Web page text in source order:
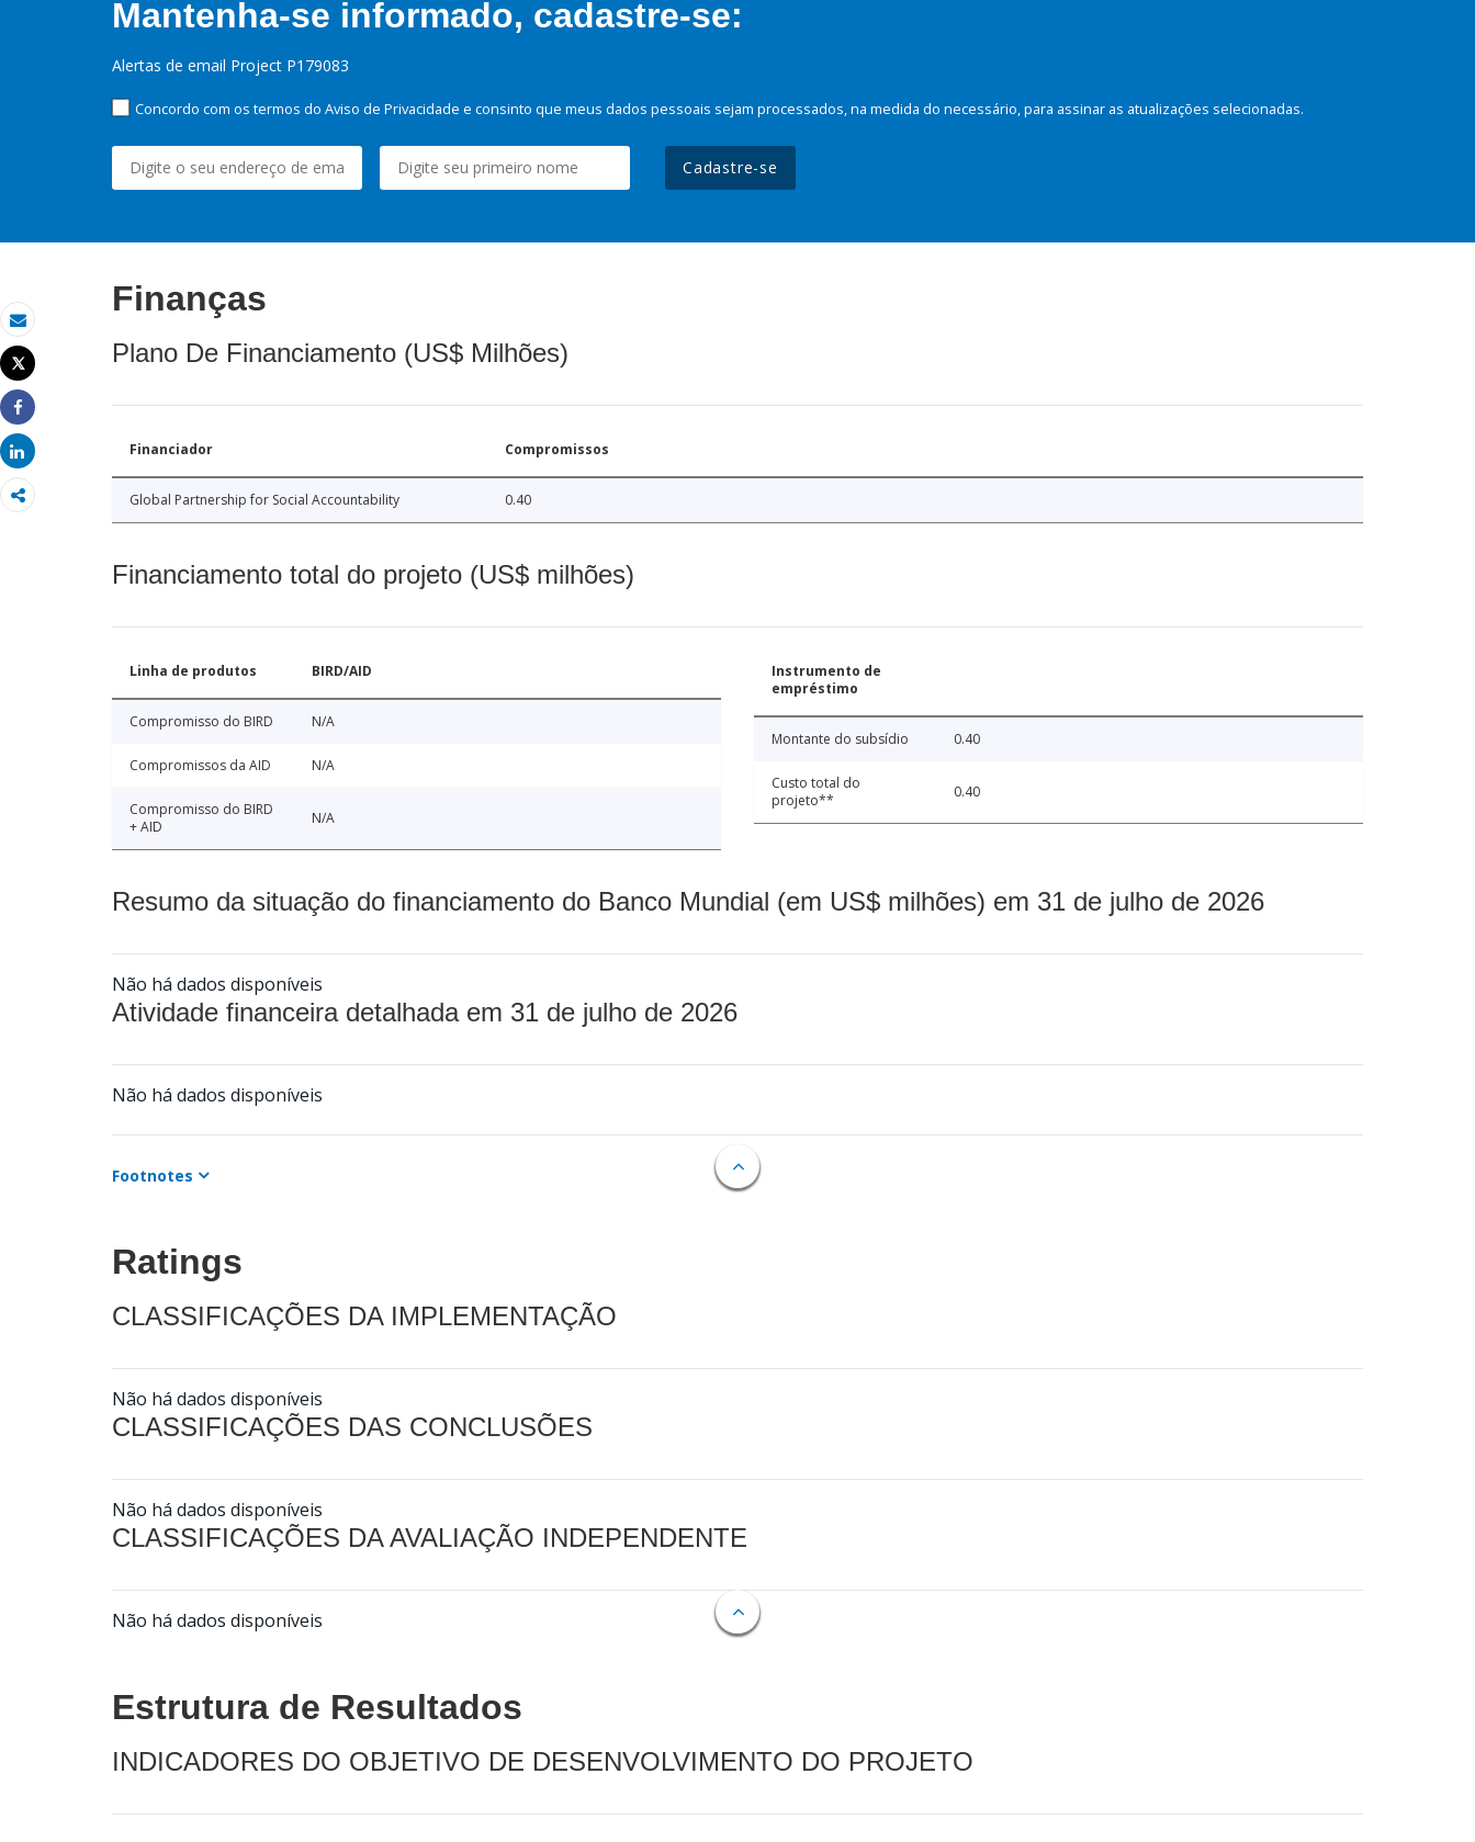
Email
Imprimir
Tweet
Share
Share
Mantenha-se informado, cadastre-se:
Alertas de email Project P179083
Concordo com os termos do Aviso de Privacidade e consinto que meus dados pessoais sejam processados, na medida do necessário, para assinar as atualizações selecionadas.
Cadastre-se
Finanças
Plano De Financiamento (US$ Milhões)
Financiador Compromissos
Global Partnership for Social Accountability 0.40
Financiamento total do projeto (US$ milhões)
Linha de produtos BIRD/AID
Compromisso do BIRD N/A
Compromissos da AID N/A
Compromisso do BIRD
+ AID
N/A
Instrumento de
empréstimo
Montante do subsídio 0.40
Custo total do
projeto**
0.40
Resumo da situação do financiamento do Banco Mundial (em US$ milhões) em 31 de julho de 2026
Não há dados disponíveis
Atividade financeira detalhada em 31 de julho de 2026
Não há dados disponíveis
Footnotes
Ratings
CLASSIFICAÇÕES DA IMPLEMENTAÇÃO
Não há dados disponíveis
CLASSIFICAÇÕES DAS CONCLUSÕES
Não há dados disponíveis
CLASSIFICAÇÕES DA AVALIAÇÃO INDEPENDENTE
Não há dados disponíveis
Estrutura de Resultados
INDICADORES DO OBJETIVO DE DESENVOLVIMENTO DO PROJETO